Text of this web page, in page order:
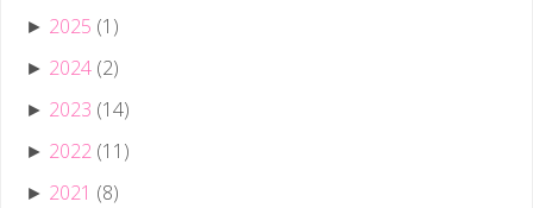
► 2025 (1)
► 2024 (2)
► 2023 (14)
► 2022 (11)
► 2021 (8)